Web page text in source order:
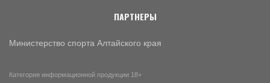
ПАРТНЕРЫ
Министерство спорта Алтайского края
Категория информационной продукции 18+